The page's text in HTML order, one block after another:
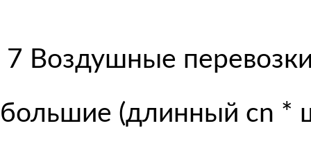
7 Воздушные
большие (длинный cn *